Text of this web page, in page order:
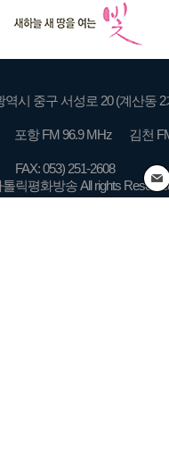
역시 중구 서성로 20 (계산동 2
포항 FM 96.9 MHz
김천
FAX: 053) 251-2608
릭평화방송 All rights